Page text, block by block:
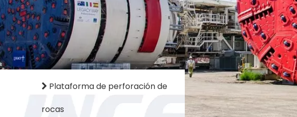
 Plataforma de perforación de
rocas